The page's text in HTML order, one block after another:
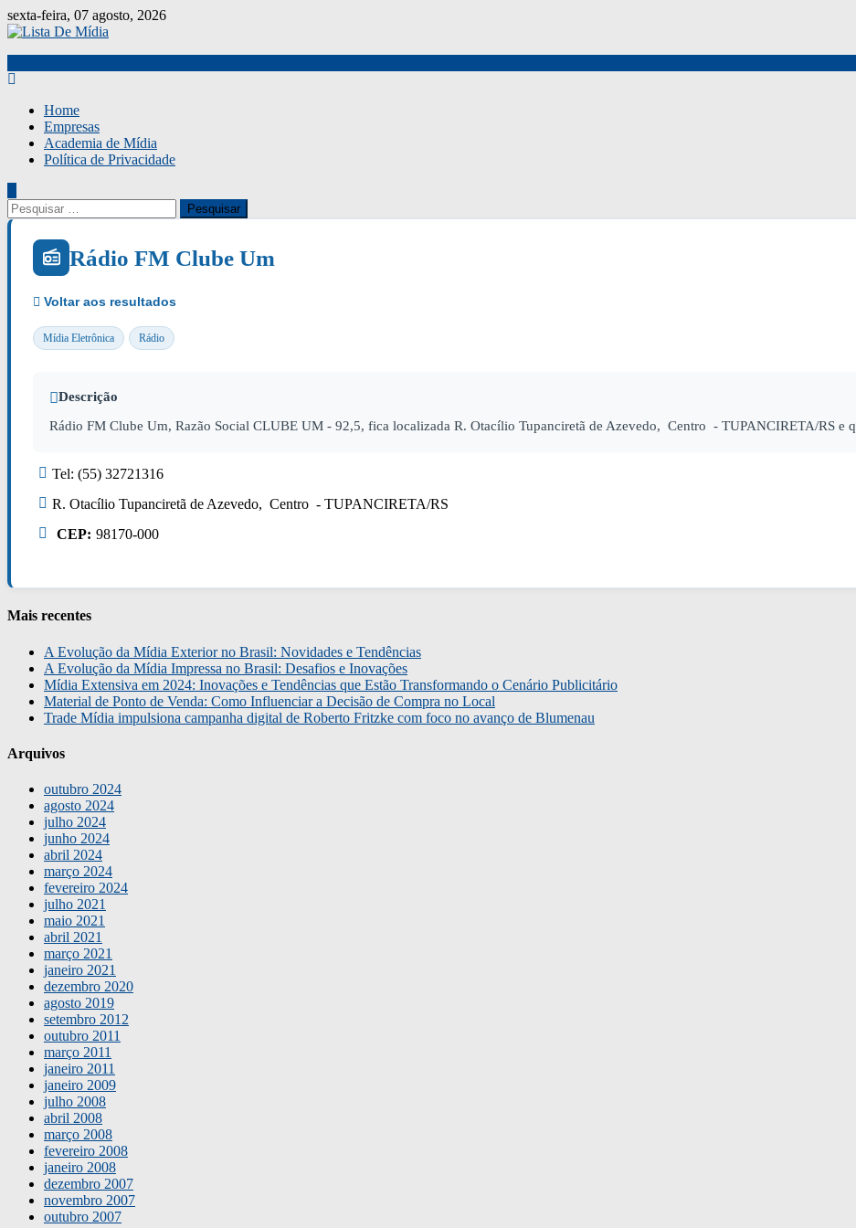
Skip
to
sexta-feira, 07 agosto, 2026
Home
Empresas
Academia de Mídia
Política de Privacidade
Pesquisar
por:
Rádio FM Clube Um
Mídia Eletrônica Rádio
Descrição
Rádio FM Clube Um, Razão Social CLUBE UM - 92,5, fica localizada R. Otacílio Tupanciretã de Azevedo, Centro - TUPANCIRETA/RS e
Tel: (55) 32721316
R. Otacílio Tupanciretã de Azevedo, Centro - TUPANCIRETA/RS
CEP: 98170-000
Mais recentes
A Evolução da Mídia Exterior no Brasil: Novidades e Tendências
A Evolução da Mídia Impressa no Brasil: Desafios e Inovações
Mídia Extensiva em 2024: Inovações e Tendências que Estão Transformando o Cenário Publicitário
Material de Ponto de Venda: Como Influenciar a Decisão de Compra no Local
Trade Mídia impulsiona campanha digital de Roberto Fritzke com foco no avanço de Blumenau
Arquivos
outubro 2024
agosto 2024
julho 2024
junho 2024
abril 2024
março 2024
fevereiro 2024
julho 2021
maio 2021
abril 2021
março 2021
janeiro 2021
dezembro 2020
agosto 2019
setembro 2012
outubro 2011
março 2011
janeiro 2011
janeiro 2009
julho 2008
abril 2008
março 2008
fevereiro 2008
janeiro 2008
dezembro 2007
novembro 2007
outubro 2007